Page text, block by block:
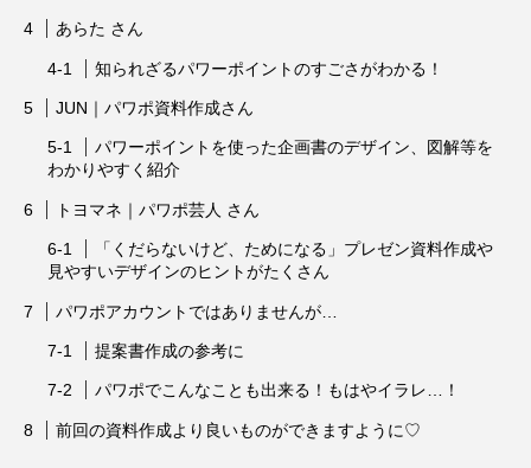
あらた さん
知られざるパワーポイントのすごさがわかる！
JUN｜パワポ資料作成さん
パワーポイントを使った企画書のデザイン、図解等を
わかりやすく紹介
トヨマネ｜パワポ芸人 さん
「くだらないけど、ためになる」プレゼン資料作成や
見やすいデザインのヒントがたくさん
パワポアカウントではありませんが…
提案書作成の参考に
パワポでこんなことも出来る！もはやイラレ…！
前回の資料作成より良いものができますように♡